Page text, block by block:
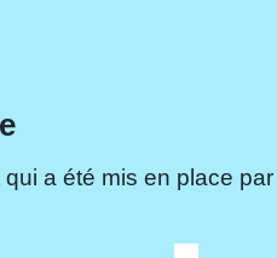
a été mis en place